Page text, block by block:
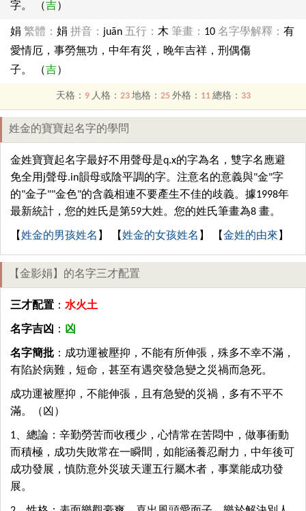
字。 （吉）
娟 繁體： 娟 拼音： juān 五行： 木 筆畫： 10 名字學解釋： 有
愛情厄，事勞無功，中年有災，晚年吉祥，刑偶傷
子。 （吉）
天格： 9人格： 23地格： 25外格： 11總格： 33
姓金的寶寶起名字的學問
金姓寶寶起名字最好不用聲母是q.x的字為名，雙字名應避
免全用j聲母.in韻母或陰平調的字。注意名的意義與"金"字
的"金子""金色"的含義相連不要產生不佳的歧義。據1998年
最新統計，您的姓氏是第59大姓。您的姓氏筆畫為8 畫。
【姓金的男孩姓名 】 【姓金的女孩姓名 】 【金姓的由來 】
【金影娟】的名字三才配置
三才配置 ： 水火土
名字吉凶 ： 凶
名字簡批 ：成功運被壓抑，不能有所伸張，殊多不幸不滿，
有陷於病難，短命，甚至有遇突發急變之災禍而急死。
成功運被壓抑，不能伸張，且有急變的災禍，多有不平不
滿。（凶）
1、總論：辛勤勞苦而收穫少，心情常在苦悶中，做事衝動
而積極，成功失敗常在一瞬間，如能涵養忍耐力，中年後可
成功發展，慎防意外災玻天運五行屬木者，事業能成功發
展。